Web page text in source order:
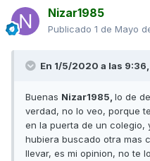
Nizar1985
Publicado 1 de Mayo
En 1/5/2020 a las 9:36,
Buenas Nizar1985, lo de
verdad, no lo veo, porque
en la puerta de un colegio,
hubiera buscado otra mas
llevar, es mi opinion, no te